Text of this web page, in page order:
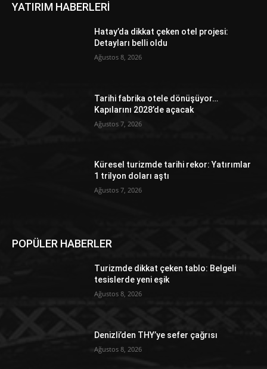
YATIRIM HABERLERİ
Hatay’da dikkat çeken otel projesi:
Detayları belli oldu
Ağustos 8, 2026
Tarihi fabrika otele dönüşüyor…
Kapılarını 2028’de açacak
Ağustos 7, 2026
Küresel turizmde tarihi rekor: Yatırımlar
1 trilyon doları aştı
Ağustos 7, 2026
POPÜLER HABERLER
Turizmde dikkat çeken tablo: Belgeli
tesislerde yeni eşik
Ağustos 8, 2026
Denizli’den THY’ye sefer çağrısı
Ağustos 8, 2026